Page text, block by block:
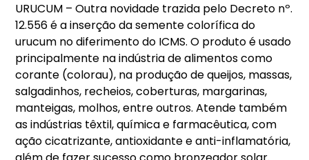
URUCUM – Outra novidade trazida pelo Decreto nº.
12.556 é a inserção da semente colorífica do
urucum no diferimento do ICMS. O produto é usado
principalmente na indústria de alimentos como
corante (colorau), na produção de queijos, massas,
salgadinhos, recheios, coberturas, margarinas,
manteigas, molhos, entre outros. Atende também
as indústrias têxtil, química e farmacêutica, com
ação cicatrizante, antioxidante e anti-inflamatória,